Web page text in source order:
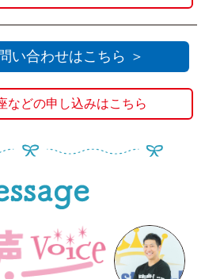
い合わせはこちら ＞
などの申し込みはこちら